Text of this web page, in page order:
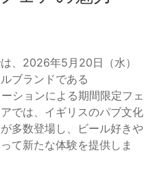
、2026年5月20日（水）
ブランドである
ションによる期間限定フェ
では、イギリスのパブ文化
多数登場し、ビール好きや
て新たな体験を提供しま